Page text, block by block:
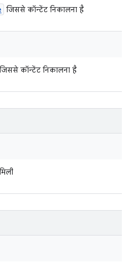
जिससे कॉन्टेंट निकालना है
कॉन्टेंट निकालना है